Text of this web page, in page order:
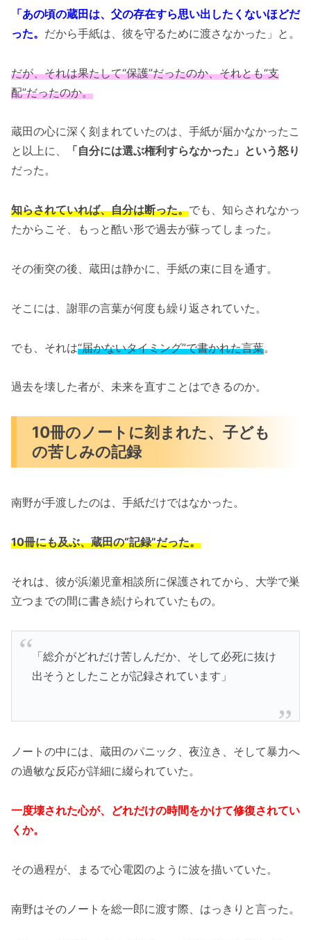
「あの頃の蔵田は、父の存在すら思い出したくないほどだ
った。 だから手紙は、彼を守るために渡さなかった」と。
だが、それは果たして“保護”だったのか、それとも“支
配”だったのか。
蔵田の心に深く刻まれていたのは、手紙が届かなかったこ
と以上に、
「自分には選ぶ権利すらなかった」という怒り
だった。
知らされていれば、自分は断った。でも、知らされなかっ
たからこそ、もっと酷い形で過去が蘇ってしまった。
その衝突の後、蔵田は静かに、手紙の束に目を通す。
そこには、謝罪の言葉が何度も繰り返されていた。
でも、それは“届かないタイミング”で書かれた言葉。
過去を壊した者が、未来を直すことはできるのか。
10冊のノートに刻まれた、子ども
の苦しみの記録
南野が手渡したのは、手紙だけではなかった。
10冊にも及ぶ、蔵田の“記録”だった。
それは、彼が浜瀬児童相談所に保護されてから、大学で巣
立つまでの間に書き続けられていたもの。
「総介がどれだけ苦しんだか、そして必死に抜け
出そうとしたことが記録されています」
ノートの中には、蔵田のパニック、夜泣き、そして暴力へ
の過敏な反応が詳細に綴られていた。
一度壊された心が、どれだけの時間をかけて修復されてい
くか。
その過程が、まるで心電図のように波を描いていた。
南野はそのノートを総一郎に渡す際、はっきりと言った。